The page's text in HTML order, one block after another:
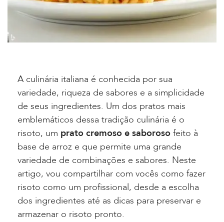
A culinária italiana é conhecida por sua
variedade, riqueza de sabores e a simplicidade
de seus ingredientes. Um dos pratos mais
emblemáticos dessa tradição culinária é o
risoto, um prato cremoso e saboroso feito à
base de arroz e que permite uma grande
variedade de combinações e sabores. Neste
artigo, vou compartilhar com vocês como fazer
risoto como um profissional, desde a escolha
dos ingredientes até as dicas para preservar e
armazenar o risoto pronto.